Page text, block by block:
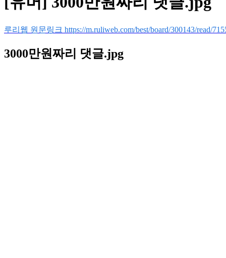
루리웹 원문링크 https://m.ruliweb.com/best/board/300143/read/
3000만원짜리 댓글.jpg